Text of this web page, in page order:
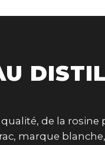
de la rosine
marque